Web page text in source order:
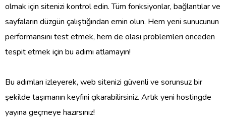
olmak için sitenizi kontrol edin. Tüm fonksiyonlar, bağlantılar ve
sayfaların düzgün çalıştığından emin olun. Hem yeni sunucunun
performansını test etmek, hem de olası problemleri önceden
tespit etmek için bu adımı atlamayın!
Bu adımları izleyerek, web sitenizi güvenli ve sorunsuz bir
şekilde taşımanın keyfini çıkarabilirsiniz. Artık yeni hostingde
yayına geçmeye hazırsınız!